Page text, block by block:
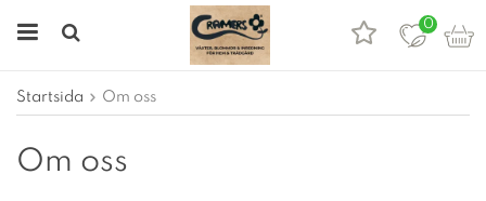
0
Startsida Om oss
Om oss